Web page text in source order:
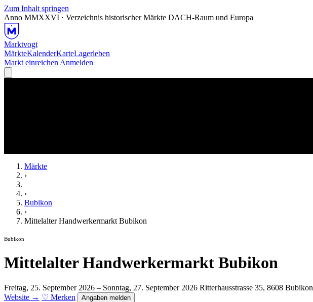
Zum Inhalt springen
Anno MMXXVI · Verzeichnis historischer Märkte DACH-Raum und Europa
Marktvogt
MärkteKalenderKarteLagerleben
Markt einreichen Anmelden
Märkte
›
›
Bubikon
›
Mittelalter Handwerkermarkt Bubikon
Bubikon ·
Mittelalter Handwerkermarkt Bubikon
Freitag, 25. September 2026 – Sonntag, 27. September 2026 Ritterhausstrasse 35, 8608 Bubikon
Website → ♡ Merken Angaben melden